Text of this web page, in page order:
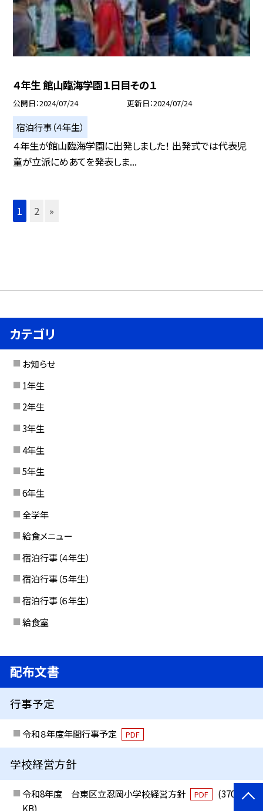
４年生 館山臨海学園１日目その１
公開日 2024/07/24 更新日 2024/07/24
宿泊行事（４年生）
４年生が館山臨海学園に出発しました！ 出発式では代表児
童が立派にめあてを発表しま...
1 2 »
カテゴリ
お知らせ
1年生
2年生
3年生
4年生
5年生
6年生
全学年
給食メニュー
宿泊行事（４年生）
宿泊行事（５年生）
宿泊行事（６年生）
給食室
配布文書
行事予定
令和８年度年間行事予定 PDF
学校経営方針
令和8年度 台東区立忍岡小学校経営方針 PDF
(370
KB)